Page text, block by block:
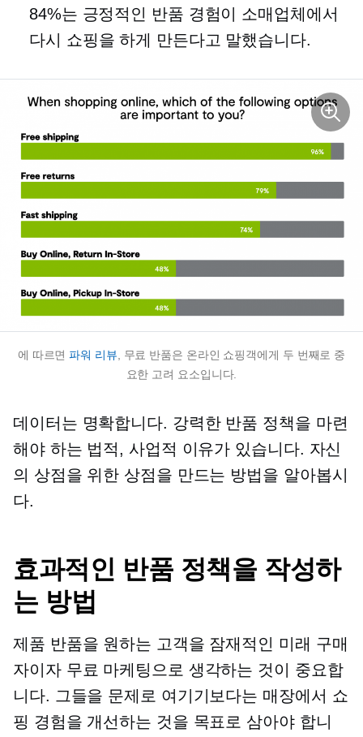
84%는 긍정적인 반품 경험이 소매업체에서
다시 쇼핑을 하게 만든다고 말했습니다.
에 따르면파워 리뷰 , 무료 반품은 온라인 쇼핑객에게 두 번째로 중
요한 고려 요소입니다.
데이터는 명확합니다. 강력한 반품 정책을 마련
해야 하는 법적, 사업적 이유가 있습니다. 자신
의 상점을 위한 상점을 만드는 방법을 알아봅시
다.
효과적인 반품 정책을 작성하
는 방법
제품 반품을 원하는 고객을 잠재적인 미래 구매
자이자 무료 마케팅으로 생각하는 것이 중요합
니다. 그들을 문제로 여기기보다는 매장에서 쇼
핑 경험을 개선하는 것을 목표로 삼아야 합니